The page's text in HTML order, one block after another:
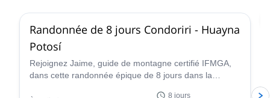
Randonnée de 8 jours Condoriri - Huayna
Potosí
Rejoignez Jaime, guide de montagne certifié IFMGA,
dans cette randonnée épique de 8 jours dans la
8 jours